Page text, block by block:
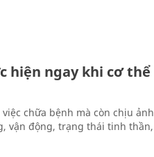
hiện ngay khi cơ thể
chữa bệnh mà còn chịu ảnh
vận động, trạng thái tinh thần,